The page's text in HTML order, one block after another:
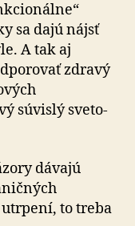
sa dajú nájsť
A tak aj
zdravý
súvislý sve­to­
dávajú
to treba